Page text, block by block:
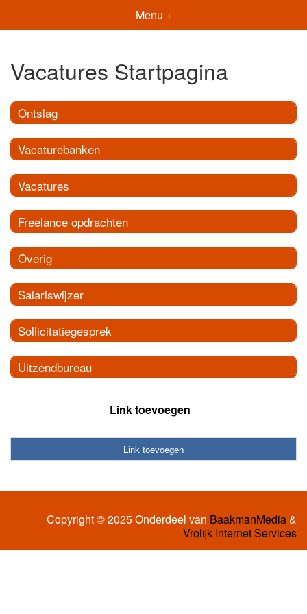
Menu +
Vacatures Startpagina
Ontslag
Vacaturebanken
Vacatures
Freelance opdrachten
Overig
Salariswijzer
Sollicitatiegesprek
Uitzendbureau
Link toevoegen
Link toevoegen
Copyright © 2025 Onderdeel van BaakmanMedia&
Vrolijk Internet Services